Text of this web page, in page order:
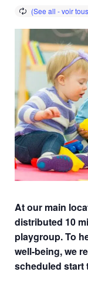
At our main
distributed 10
playgroup. To
well-being, we
scheduled start